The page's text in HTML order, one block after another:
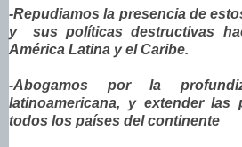
-Repudiamos la presencia de
y sus políticas destructivas
América Latina y el Caribe.
-Abogamos por la
latinoamericana, y extender las
todos los países del continente